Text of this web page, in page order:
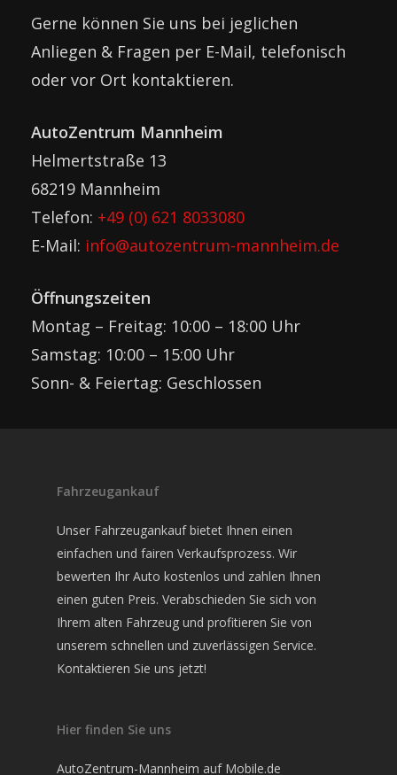
Gerne können Sie uns bei jeglichen
Anliegen & Fragen per E-Mail, telefonisch
oder vor Ort kontaktieren.
AutoZentrum Mannheim
Helmertstraße 13
68219 Mannheim
Telefon: +49 (0) 621 8033080
E-Mail: info@autozentrum-mannheim.de
Öffnungszeiten
Montag – Freitag: 10:00 – 18:00 Uhr
Samstag: 10:00 – 15:00 Uhr
Sonn- & Feiertag: Geschlossen
Fahrzeugankauf
Unser Fahrzeugankauf bietet Ihnen einen
einfachen und fairen Verkaufsprozess. Wir
bewerten Ihr Auto kostenlos und zahlen Ihnen
einen guten Preis. Verabschieden Sie sich von
Ihrem alten Fahrzeug und profitieren Sie von
unserem schnellen und zuverlässigen Service.
Kontaktieren Sie uns jetzt!
Hier finden Sie uns
AutoZentrum-Mannheim auf Mobile.de